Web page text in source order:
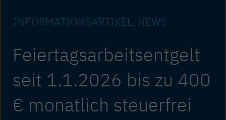
INFORMATIONS­ARTIKEL NEWS
Feiertagsarbeitsentgelt
seit 1.1.2026 bis zu 400
€ monatlich steuerfrei